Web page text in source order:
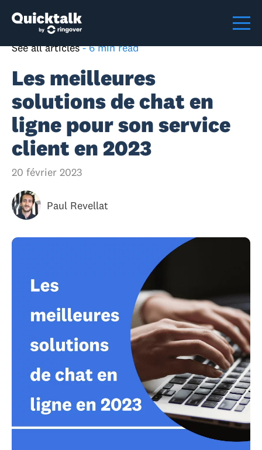
See all articles - 6 min read
Les meilleures
solutions de chat en
ligne pour son service
client en 2023
20 février 2023
Paul Revellat